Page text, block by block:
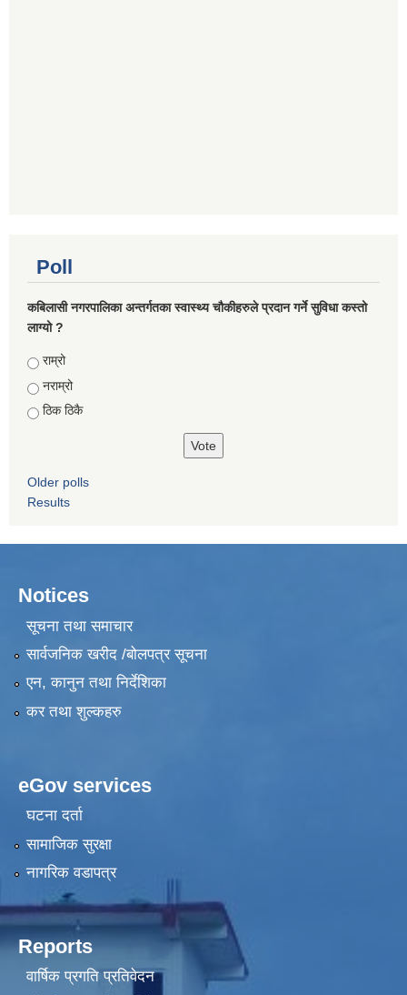
Poll
कबिलासी नगरपालिका अन्तर्गतका स्वास्थ्य चौकीहरुले प्रदान गर्ने सुविधा कस्तो
लाग्यो ?
Choices
राम्रो
नराम्रो
ठिक ठिकै
Older polls
Results
Notices
सूचना तथा समाचार
सार्वजनिक खरीद /बोलपत्र सूचना
एन, कानुन तथा निर्देशिका
कर तथा शुल्कहरु
eGov services
घटना दर्ता
सामाजिक सुरक्षा
नागरिक वडापत्र
Reports
वार्षिक प्रगति प्रतिवेदन